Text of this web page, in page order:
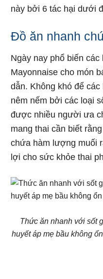
này bởi 6 tác hại dưới
Đồ ăn nhanh
Ngày nay phổ biến
Mayonnaise cho món
dẫn. Không khó để
nêm nếm bởi các loại
được nhiều người ưa
mang thai cần biết
chứa hàm lượng muối
lợi cho sức khỏe thai
Thức ăn nhanh với sốt
huyết áp mẹ bầu không